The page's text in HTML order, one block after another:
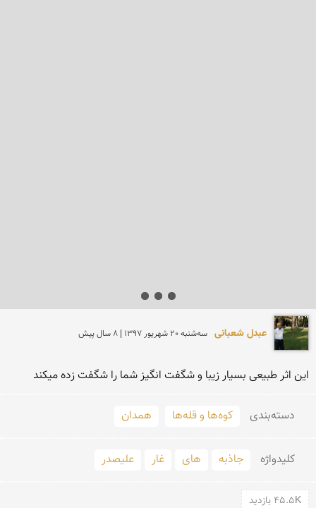
عبدل شعبانی سه‌شنبه 20 شهريور 1397 | 8 سال پیش
این اثر طبیعی بسیار زیبا و شگفت انگیز شما را شگفت زده میکند
دسته‌بندی کوه‌ها و قله‌ها همدان
کلید‌واژه جاذبه های غار علیصدر
45.5K بازدید